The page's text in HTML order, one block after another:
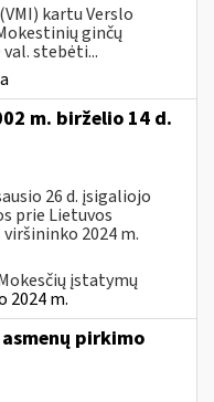
kartu Verslo
ginčų
stebėti...
m. birželio 14 d.
26 d. įsigaliojo
prie Lietuvos
2024 m.
įstatymų
2024 m.
pirkimo